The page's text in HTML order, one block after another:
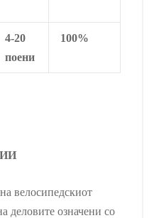
4-20
поени
100%
велосипедскиот
деловите означени со